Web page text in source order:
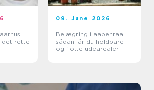
det rette
09. June 2026
Belægning i aabenraa
sådan får du holdbare
og flotte udearealer